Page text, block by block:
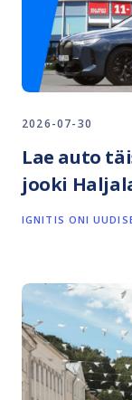
2026-07-30
Lae auto
jooki
IGNITIS ONI